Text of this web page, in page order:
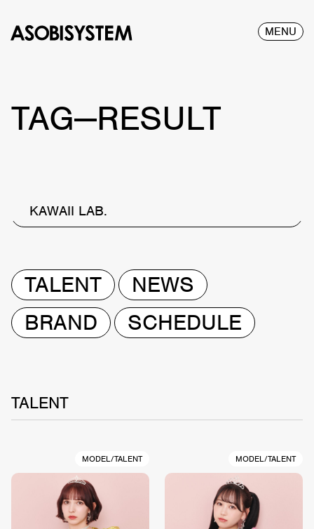
MENU
TAG—RESULT
KAWAII LAB.
TALENT
NEWS
BRAND
SCHEDULE
TALENT
MODEL/TALENT MODEL/TALENT